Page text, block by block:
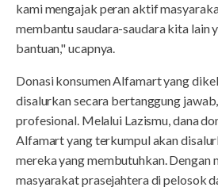
kami mengajak peran aktif
membantu saudara-saudara kita lain
bantuan," ucapnya.
Donasi konsumen Alfamart yang
disalurkan secara bertanggung
profesional. Melalui Lazismu, dana
Alfamart yang terkumpul akan
mereka yang membutuhkan. Dengan
masyarakat prasejahtera di pelosok